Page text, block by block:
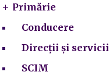
Primărie
Conducere
Direcții și servicii
SCIM